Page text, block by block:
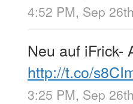
4:52 PM, Sep
Neu auf iFrick-
http://t.co/
3:25 PM, Sep